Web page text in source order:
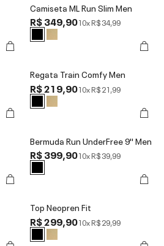
Camiseta ML Run Slim Men
R$ 349,9010xR$ 34,99
Regata Train Comfy Men
R$ 219,9010xR$ 21,99
Bermuda Run UnderFree 9'' Men
R$ 399,9010xR$ 39,99
Top Neopren Fit
R$ 299,9010xR$ 29,99